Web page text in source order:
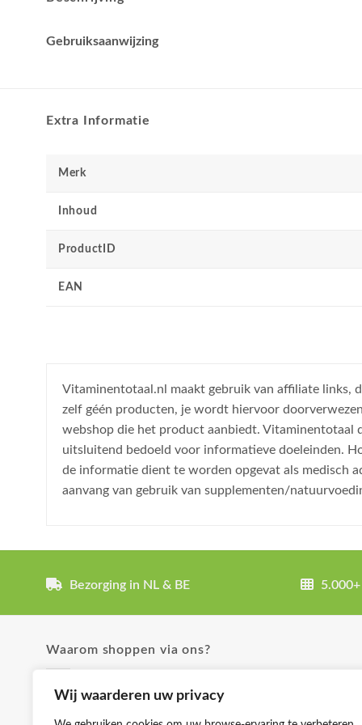
Wij waarderen uw privacy
Gebruiksaanwijzing
Extra Informatie
Merk
Inhoud
ProductID
EAN
Vitaminentotaal.nl maakt gebruik van affiliate links,
zelf géén producten, je wordt hiervoor
webshop die het product aanbiedt. Vitaminentotaal
uitsluitend bedoeld voor informatieve doeleinden.
de informatie dient te worden opgevat als medisch
aanvang van gebruik van supplementen/
Bezorging in NL & BE
Waarom shoppen via ons?
✓ Uitgebreide product omschrijvingen